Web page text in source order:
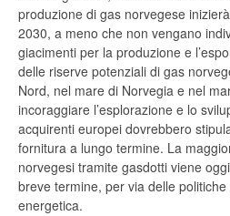
produzione di gas norvegese
2030, a meno che non vengano
giacimenti per la produzione e
delle riserve potenziali di gas
Nord, nel mare di Norvegia e nel
incoraggiare l’esplorazione e lo
acquirenti europei dovrebbero
fornitura a lungo termine. La
norvegesi tramite gasdotti viene
breve termine, per via delle
energetica.